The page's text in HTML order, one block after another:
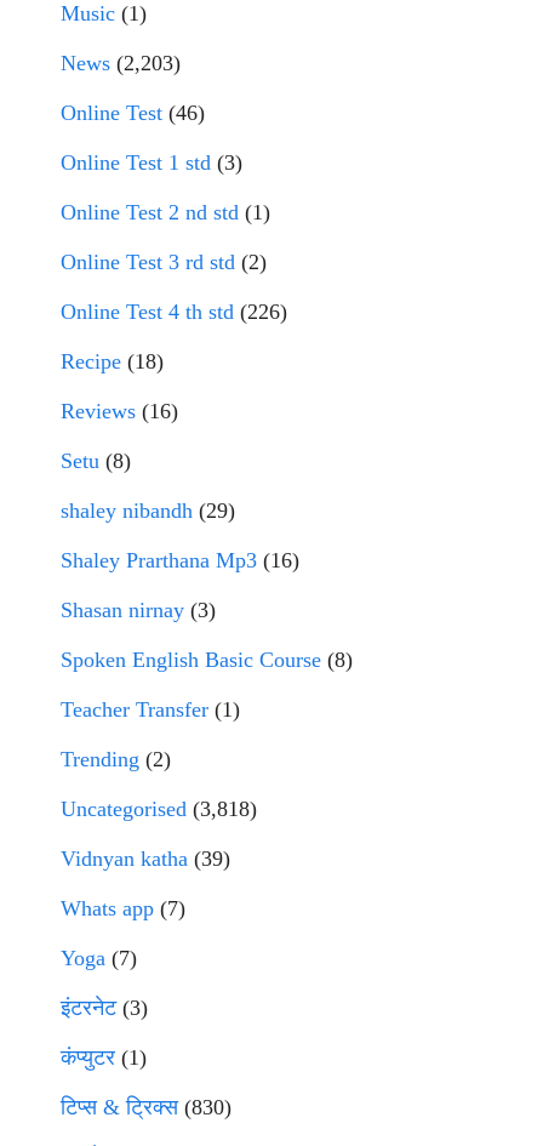
Music (1)
News (2,203)
Online Test (46)
Online Test 1 std (3)
Online Test 2 nd std (1)
Online Test 3 rd std (2)
Online Test 4 th std (226)
Recipe (18)
Reviews (16)
Setu (8)
shaley nibandh (29)
Shaley Prarthana Mp3 (16)
Shasan nirnay (3)
Spoken English Basic Course (8)
Teacher Transfer (1)
Trending (2)
Uncategorised (3,818)
Vidnyan katha (39)
Whats app (7)
Yoga (7)
इंटरनेट(3)
कंप्युटर (1)
टिप्स & ट्रिक्स(830)